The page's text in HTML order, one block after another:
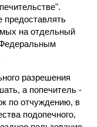
предоставлять
на отдельный
разрешения
а попечитель -
по отчуждению, в
подопечного,